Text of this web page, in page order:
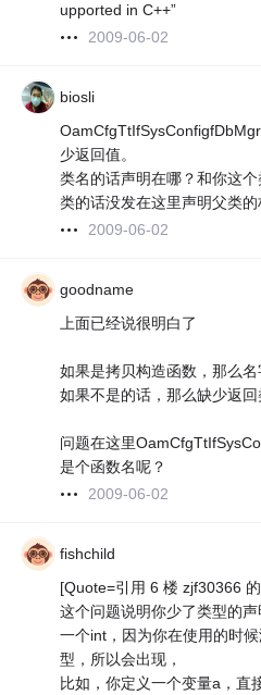
upported in C++”
2009-06-02
biosli
少返回值。
类名的话声明在哪？和你这
类的话没发在这里声明父类的
2009-06-02
goodname
上面已经说很明白了
如果是拷贝构造函数，那么名
如果不是的话，那么缺少返回
问题在这里
是个函数名呢？
2009-06-02
fishchild
[Quote=引用 6 楼 zjf30366
这个问题说明你少了类型的
一个int，因为你在使用的时
型，所以会出现，
比如，你定义一个变量a，直